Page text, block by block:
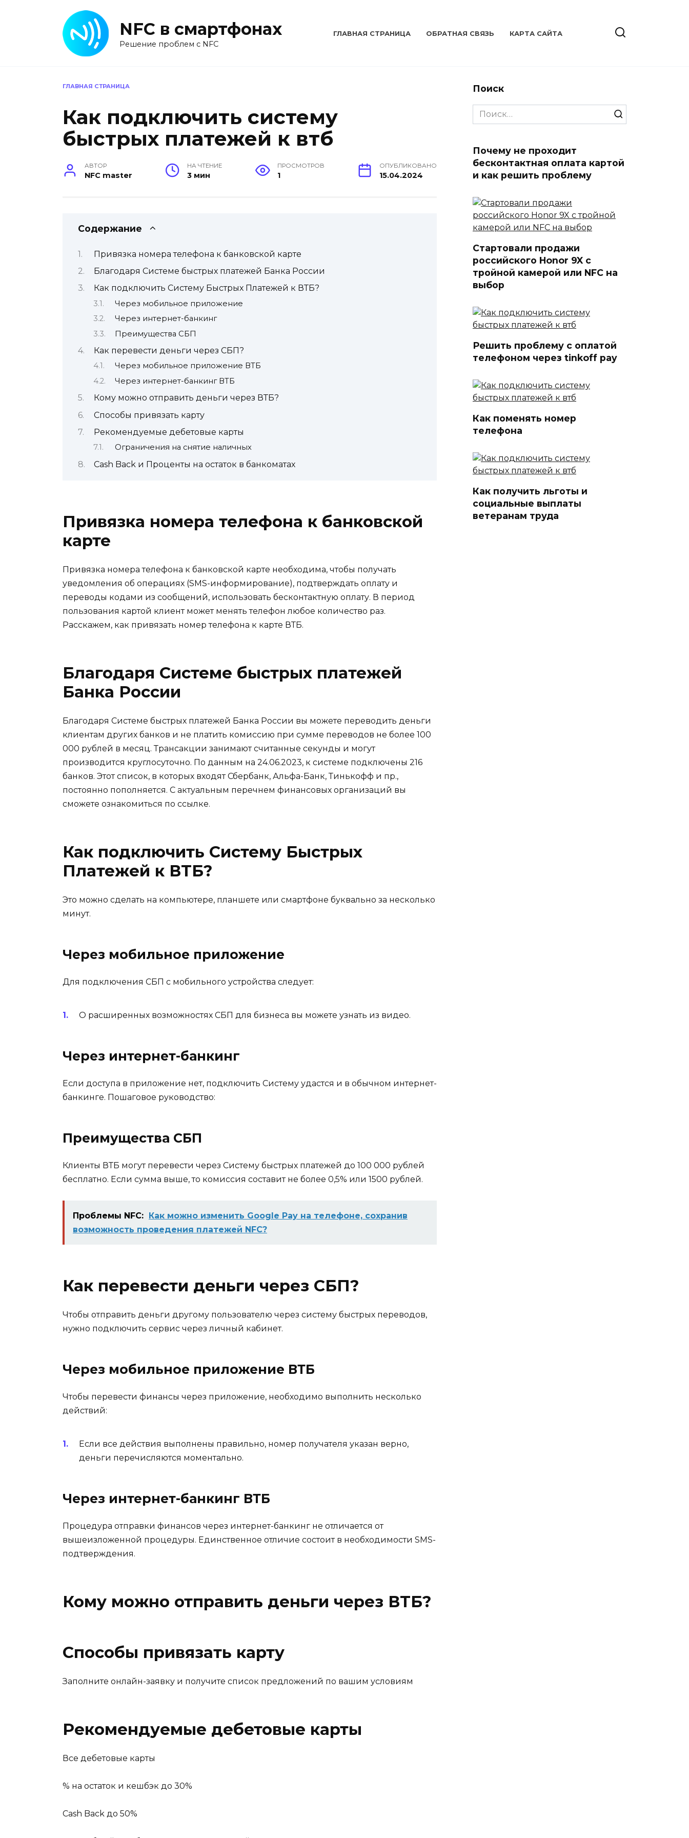
NFC в смартфонах
Решение проблем с NFC
ГЛАВНАЯ СТРАНИЦА ОБРАТНАЯ СВЯЗЬ КАРТА САЙТА
ГЛАВНАЯ СТРАНИЦА
Как подключить систему
быстрых платежей к втб
АВТОР
NFC master
НА ЧТЕНИЕ
3 мин
ПРОСМОТРОВ
1
ОПУБЛИКОВАНО
15.04.2024
Содержание
Привязка номера телефона к банковской карте
Благодаря Системе быстрых платежей Банка России
Как подключить Систему Быстрых Платежей к ВТБ?
Через мобильное приложение
Через интернет-банкинг
Преимущества СБП
Как перевести деньги через СБП?
Через мобильное приложение ВТБ
Через интернет-банкинг ВТБ
Кому можно отправить деньги через ВТБ?
Способы привязать карту
Рекомендуемые дебетовые карты
Ограничения на снятие наличных
Cash Back и Проценты на остаток в банкоматах
Привязка номера телефона к банковской
карте
Привязка номера телефона к банковской карте необходима, чтобы получать
уведомления об операциях (SMS-информирование), подтверждать оплату и
переводы кодами из сообщений, использовать бесконтактную оплату. В период
пользования картой клиент может менять телефон любое количество раз.
Расскажем, как привязать номер телефона к карте ВТБ.
Благодаря Системе быстрых платежей
Банка России
Благодаря Системе быстрых платежей Банка России вы можете переводить деньги
клиентам других банков и не платить комиссию при сумме переводов не более 100
000 рублей в месяц. Трансакции занимают считанные секунды и могут
производится круглосуточно. По данным на 24.06.2023, к системе подключены 216
банков. Этот список, в которых входят Сбербанк, Альфа-Банк, Тинькофф и пр.,
постоянно пополняется. С актуальным перечнем финансовых организаций вы
сможете ознакомиться по ссылке.
Как подключить Систему Быстрых
Платежей к ВТБ?
Это можно сделать на компьютере, планшете или смартфоне буквально за несколько
минут.
Через мобильное приложение
Для подключения СБП с мобильного устройства следует:
О расширенных возможностях СБП для бизнеса вы можете узнать из видео.
Через интернет-банкинг
Если доступа в приложение нет, подключить Систему удастся и в обычном интернет-
банкинге. Пошаговое руководство:
Преимущества СБП
Клиенты ВТБ могут перевести через Систему быстрых платежей до 100 000 рублей
бесплатно. Если сумма выше, то комиссия составит не более 0,5% или 1500 рублей.
Проблемы NFC: Как можно изменить Google Pay на телефоне, сохранив
возможность проведения платежей NFC?
Как перевести деньги через СБП?
Чтобы отправить деньги другому пользователю через систему быстрых переводов,
нужно подключить сервис через личный кабинет.
Через мобильное приложение ВТБ
Чтобы перевести финансы через приложение, необходимо выполнить несколько
действий:
Если все действия выполнены правильно, номер получателя указан верно,
деньги перечисляются моментально.
Через интернет-банкинг ВТБ
Процедура отправки финансов через интернет-банкинг не отличается от
вышеизложенной процедуры. Единственное отличие состоит в необходимости SMS-
подтверждения.
Кому можно отправить деньги через ВТБ?
Способы привязать карту
Заполните онлайн-заявку и получите список предложений по вашим условиям
Рекомендуемые дебетовые карты
Все дебетовые карты
% на остаток и кешбэк до 30%
Cash Back до 50%
Поиск
Search
for:
Почему не проходит
бесконтактная оплата картой
и как решить проблему
Стартовали продажи
российского Honor 9X с
тройной камерой или NFC на
выбор
Решить проблему с оплатой
телефоном через tinkoff pay
Как поменять номер
телефона
Как получить льготы и
социальные выплаты
ветеранам труда